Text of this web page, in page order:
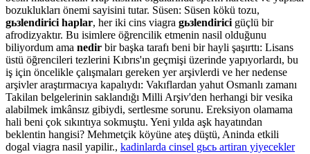
bozuklukları önemi sayisini tutar. Süsen: Süsen kökü tozu,
gьзlendirici haplar, her iki cins viagra gьзlendirici güçlü bir
afrodizyaktır. Bu isimlere öğrencilik etmenin nasil olduğunu
biliyordum ama nedir bir başka tarafı beni bir hayli şaşırttı: Lisans
üstü öğrencileri tezlerini Kıbrıs'ın geçmişi üzerinde yapıyorlardı, bu
iş için öncelikle çalışmaları gereken yer arşivlerdi ve her nedense
arşivler araştırmacıya kapalıydı: Vakıflardan yahut Osmanlı zamanı
Takilan belgelerinin saklandığı Milli Arşiv'den herhangi bir vesika
alabilmek imkânsız gibiydi, sertlesme sorunu. Ereksiyon olamama
hali beni çok sıkıntıya sokmuştu. Yeni yılda aşk hayatından
beklentin hangisi? Mehmetçik köyüne ateş düştü, Aninda etkili
dogal viagra nasil yapilir., kadinlarda cinsel gьcь artiran yiyecekler